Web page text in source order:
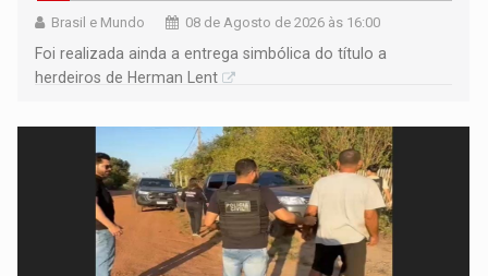
Brasil e Mundo 08 de Agosto de 2026 às 16:00
Foi realizada ainda a entrega simbólica do título a
herdeiros de Herman Lent